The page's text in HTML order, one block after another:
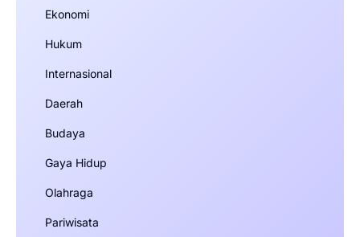
Ekonomi
Hukum
Internasional
Daerah
Budaya
Gaya Hidup
Olahraga
Pariwisata